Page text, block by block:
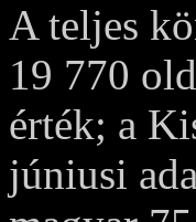
A teljes
19 770
érték; a
júniusi